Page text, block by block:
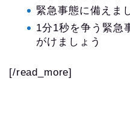
緊急事態に備えま
1分1秒を争う緊急
がけましょう
[/read_more]